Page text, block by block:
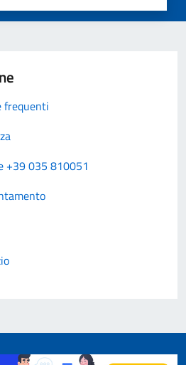
frequenti
+39 035 810051